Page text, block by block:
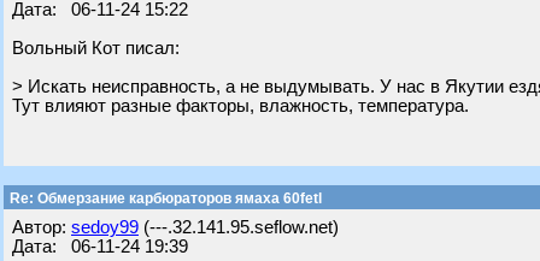
Дата: 06-11-24 15:22
Вольный Кот писал:
> Искать неисправность, а не выдумывать. У нас в Якутии
Тут влияют разные факторы, влажность, температура.
Re: Обмерзание карбюраторов ямаха 60fetl
Автор: sedoy99 (---.32.141.95.seflow.net)
Дата: 06-11-24 19:39